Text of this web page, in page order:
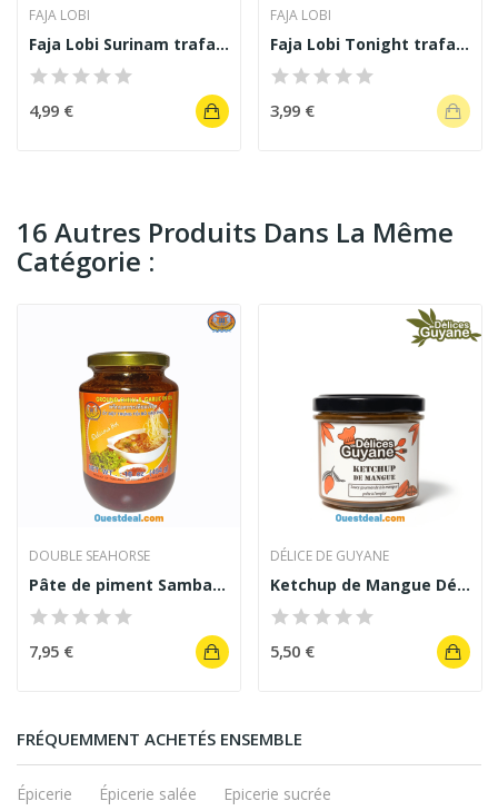
FAJA LOBI
Faja Lobi Surinam trafasie sauce wok
4,99 €
FAJA LOBI
Faja Lobi Tonight trafasie sauce wok 140 g
3,99 €
16 Autres Produits Dans La Même
Catégorie :
DOUBLE SEAHORSE
Pâte de piment Sambal Thailand fort grand...
7,95 €
DÉLICE DE GUYANE
Ketchup de Mangue Délices de Guyane 120 g
5,50 €
FRÉQUEMMENT ACHETÉS ENSEMBLE
Épicerie Épicerie salée
Epicerie sucrée